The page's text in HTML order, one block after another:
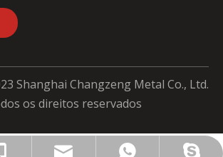
+86-21-66866895
+86-18715010658
admin@cz-metal.com
+86-18715010658
+86-18715010658
Shanghai Changzeng Metal Co., Ltd.
os direitos reservados